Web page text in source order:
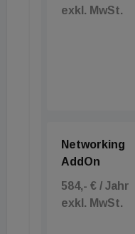
exkl. MwSt.
Networking
AddOn
584,- € / Jahr
exkl. MwSt.